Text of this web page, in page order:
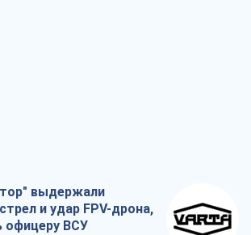
выдержали
и удар FPV-дрона,
офицеру ВСУ